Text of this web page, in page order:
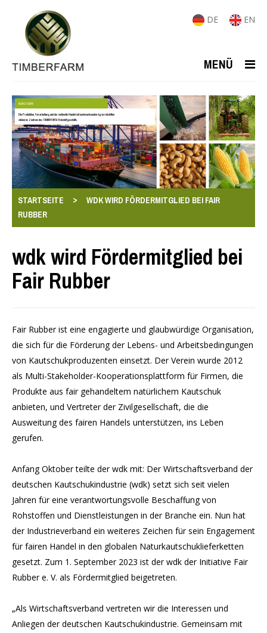
DE EN
MENÜ
ROHSTOFFE
Die Produktion, Verarbeitung und der weltweite Handel mit nachwachsenden Agrarrohstoffen
stehen im Zentrum des TIMBERFARM-Rohstoffgeschäfts.
STARTSEITE >
WDK WIRD FÖRDERMITGLIED BEI FAIR
RUBBER
wdk wird Fördermitglied bei
Fair Rubber
Fair Rubber ist eine engagierte und glaubwürdige Organisation,
die sich für die Förderung der Lebens- und Arbeitsbedingungen
von Kautschukproduzenten einsetzt. Der Verein wurde 2012
als Multi-Stakeholder-Kooperationsplattform für Firmen, die
Produkte aus fair gehandeltem natürlichem Kautschuk
anbieten, und Vertreter der Zivilgesellschaft, die die
Ausweitung des fairen Handels unterstützen, ins Leben
gerufen.
Anfang Oktober teilte der wdk mit: Der Wirtschaftsverband der
deutschen Kautschukindustrie (wdk) setzt sich seit vielen
Jahren für eine verantwortungsvolle Beschaffung von
Rohstoffen und Dienstleistungen in der Branche ein. Nun hat
der Industrieverband ein weiteres Zeichen für sein Engagement
für fairen Handel in den globalen Naturkautschuklieferketten
gesetzt. Zum 1. September 2023 ist der wdk der Initiative Fair
Rubber e. V. als Fördermitglied beigetreten.
„Als Wirtschaftsverband vertreten wir die Interessen und
Anliegen der deutschen Kautschukindustrie. Gemeinsam mit